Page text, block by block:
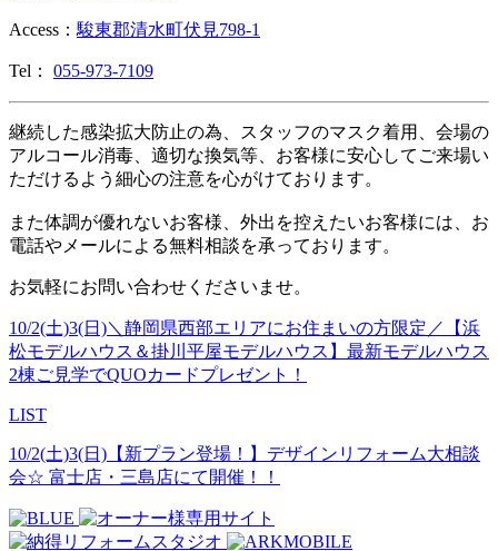
Access： 駿東郡清水町伏見798-1
Tel： 055-973-7109
継続した感染拡大防止の為、スタッフのマスク着用、会場の
アルコール消毒、適切な換気等、お客様に安心してご来場い
ただけるよう細心の注意を心がけております。
また体調が優れないお客様、外出を控えたいお客様には、お
電話やメールによる無料相談を承っております。
お気軽にお問い合わせくださいませ。
10/2(土)3(日)＼静岡県西部エリアにお住まいの方限定／【浜
松モデルハウス＆掛川平屋モデルハウス】最新モデルハウス
2棟ご見学でQUOカードプレゼント！
LIST
10/2(土)3(日)【新プラン登場！】デザインリフォーム大相談
会☆ 富士店・三島店にて開催！！